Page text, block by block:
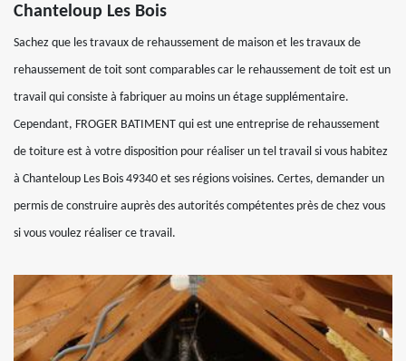
Chanteloup Les Bois
Sachez que les travaux de rehaussement de maison et les travaux de
rehaussement de toit sont comparables car le rehaussement de toit est un
travail qui consiste à fabriquer au moins un étage supplémentaire.
Cependant, FROGER BATIMENT qui est une entreprise de rehaussement
de toiture est à votre disposition pour réaliser un tel travail si vous habitez
à Chanteloup Les Bois 49340 et ses régions voisines. Certes, demander un
permis de construire auprès des autorités compétentes près de chez vous
si vous voulez réaliser ce travail.